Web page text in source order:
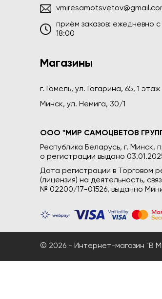
приём заказов: ежедневно c
18:00
Магазины
г. Гомель, ул. Гагарина, 65, 1 этаж
Минск, ул. Немига, 30/1
ООО "МИР САМОЦВЕТОВ
Республика Беларусь, г. Минск,
о регистрации выдано
Дата регистрации в Торговом
(лицензия) на деятельность,
№ 02200/17-01526, выданно
© 2026 - Интернет-магазин "В